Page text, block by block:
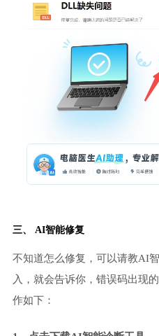
三、 AI智能修复
不知道怎么修复，可以请教AI
入，就会告诉你，错误码出现
作如下：